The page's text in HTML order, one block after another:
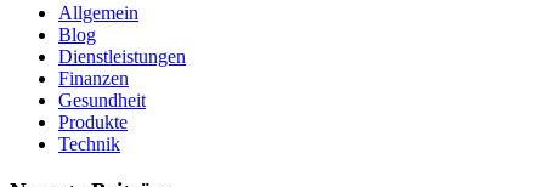
Allgemein
Blog
Dienstleistungen
Finanzen
Gesundheit
Produkte
Technik